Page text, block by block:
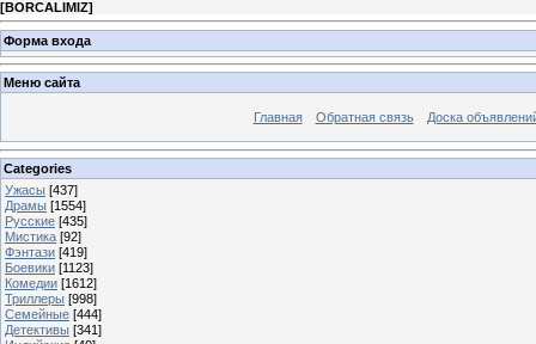
[BORCALIMIZ]
Форма входа
Меню сайта
Главная Обратная связь Доска
Categories
Ужасы [437]
Драмы [1554]
Русские [435]
Мистика [92]
Фэнтази [419]
Боевики [1123]
Комедии [1612]
Триллеры [998]
Семейные [444]
Детективы [341]